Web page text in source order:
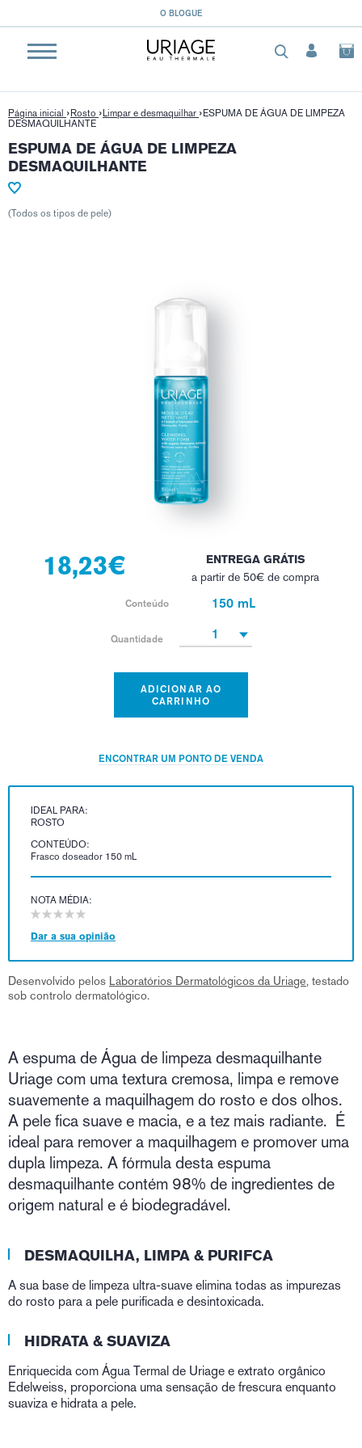
O BLOGUE
Página inicial Rosto Limpar e desmaquilhar
ESPUMA DE ÁGUA DE LIMPEZA
DESMAQUILHANTE
ESPUMA DE ÁGUA DE LIMPEZA
DESMAQUILHANTE
(Todos os tipos de pele)
18,23€
ENTREGA GRÁTIS
a partir de 50€ de compra
Conteúdo 150 mL
Quantidade 1
ADICIONAR AO
CARRINHO
ENCONTRAR UM PONTO DE VENDA
IDEAL PARA:
ROSTO
CONTEÚDO:
Frasco doseador 150 mL
NOTA MÉDIA:
Dar a sua opinião
Desenvolvido pelos Laboratórios Dermatológicos da Uriage, testado
sob controlo dermatológico.
A espuma de Água de limpeza desmaquilhante
Uriage com uma textura cremosa, limpa e remove
suavemente a maquilhagem do rosto e dos olhos.
A pele fica suave e macia, e a tez mais radiante. É
ideal para remover a maquilhagem e promover uma
dupla limpeza. A fórmula desta espuma
desmaquilhante contém 98% de ingredientes de
origem natural e é biodegradável.
DESMAQUILHA, LIMPA & PURIFCA
A sua base de limpeza ultra-suave elimina todas as impurezas
do rosto para a pele purificada e desintoxicada.
HIDRATA & SUAVIZA
Enriquecida com Água Termal de Uriage e extrato orgânico
Edelweiss, proporciona uma sensação de frescura enquanto
suaviza e hidrata a pele.